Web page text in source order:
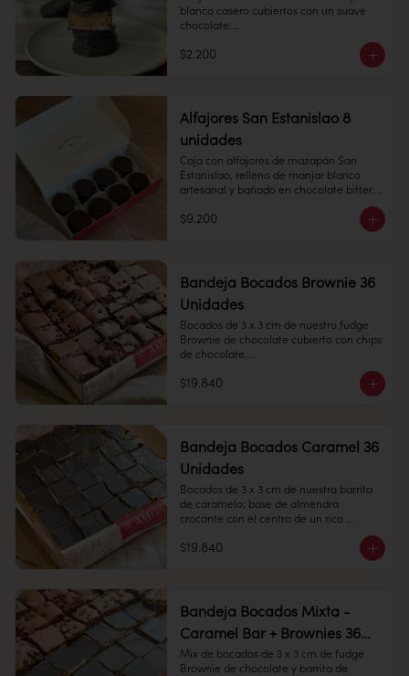
Empolvado: alfajor de bizcocho suave
Alfajor: alfajor de manzapán San
Estanislao y manjar blanco, cubierto en
chocolate bitter.
Cantidad: 50 unidades
humedad.
Duración: 10 días.
blanco casero cubiertos con un suave
chocolate.
entre 4°C y 10°C
Vida útil: 30 dias
$2.200
Alfajores San Estanislao 8
unidades
Caja con alfajores de mazapán San
Estanislao, relleno de manjar blanco
artesanal y bañado en chocolate bitter.
humedad.
Duración: 30 días.
$9.200
Bandeja Bocados Brownie 36
Unidades
Bocados de 3 x 3 cm de nuestro fudge
Brownie de chocolate cubierto con chips
de chocolate.
36 unidades.
humedad.
$19.840
Bandeja Bocados Caramel 36
Unidades
Bocados de 3 x 3 cm de nuestra barrita
de caramelo; base de almendra
crocante con el centro de un rico
amargo.
Conservación: Mantener sellado en un
lugar fresco y seco , entre 10-18 °C, 65%
humedad.
$19.840
Bandeja Bocados Mixta -
Caramel Bar + Brownies 36
Unidades
Mix de bocados de 3 x 3 cm de fudge
Brownie de chocolate y barrita de